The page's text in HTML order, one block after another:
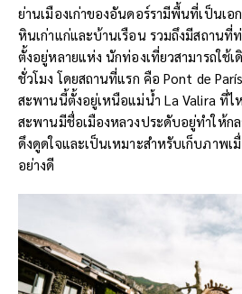
ย่านเมืองเก่าของอันดอร์รามีพื้นที่เป็นเ
หินเก่าแก่และบ้านเรือน รวมถึงมีสถานที่
ตั้งอยู่หลายแห่ง นักท่องเที่ยวสามารถใช้เ
ชั่วโมง โดยสถานที่แรก คือ Pont de
สะพานนี้ตั้งอยู่เหนือแม่น้ำ La Valira ที่ไ
สะพานมีชื่อเมืองหลวงประดับอยู่ทำให้ก
ดึงดูดใจและเป็นเหมาะสำหรับเก็บภาพเ
อย่างดี